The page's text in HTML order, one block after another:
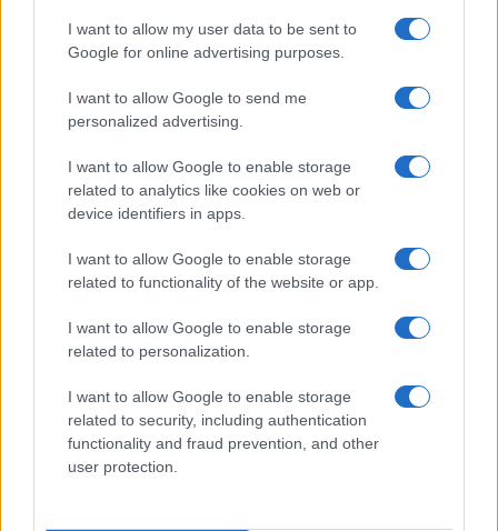
I want to allow my user data to be sent to
Google for online advertising purposes.
I want to allow Google to send me
personalized advertising.
I want to allow Google to enable storage
related to analytics like cookies on web or
device identifiers in apps.
I want to allow Google to enable storage
related to functionality of the website or app.
I want to allow Google to enable storage
related to personalization.
I want to allow Google to enable storage
related to security, including authentication
functionality and fraud prevention, and other
user protection.
Nicolaporro.it è anche su Whatsapp. È sufficiente
cliccare quiper iscriversi al canale ed essere sempre
aggiornati (gratis).
#POLIZIA
Leggi i commenti
SEDUTE SATIRICHE